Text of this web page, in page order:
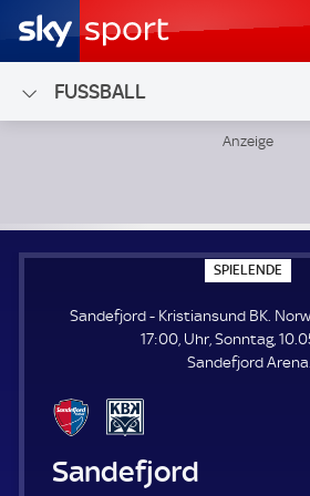
FUSSBALL
SPIELENDE
P
E
L
E
N
Sandefjord - Kristiansund BK.
17:00, Uhr, Sonntag,
Sandefjord Arena.
Sandefjord